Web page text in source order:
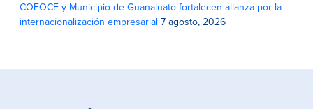
COFOCE y Municipio de Guanajuato fortalecen alianza por la
internacionalización empresarial 7 agosto, 2026